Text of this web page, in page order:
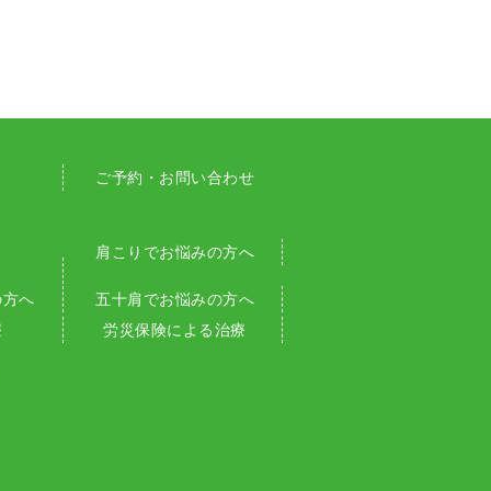
ご予約・お問い合わせ
肩こりでお悩みの方へ
へ
五十肩でお悩みの方へ
労災保険による治療